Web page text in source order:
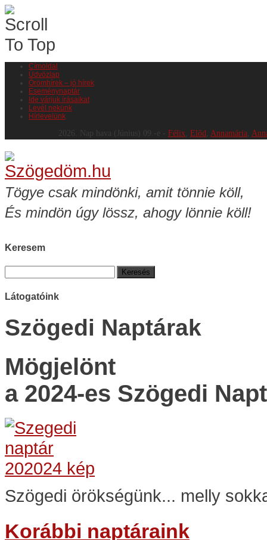
Címoldal
Üdvözlap
Örömhírek – jó hírek
Eseménynaptár
Ide várjuk írásaikat
Levél nekünk
Hírlevelünk
2026. Nap hava (Június) 09 .-e - Félix Előd Annamária
Tögye csak mindönki, amit tönnie köll,
És mindön úgy lössz, ahogy lönnie köll!
Keresem
Látogatóink
Szögedi Naptárak
Mögjelönt
a 2024-es Szögedi
Szögedi örökségünk... melly
Korábbi naptáraink